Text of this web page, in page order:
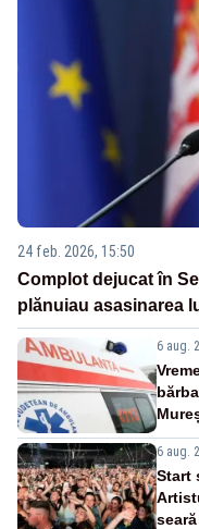
24 feb. 2026, 15:50
Complot dejucat în
plănuiau asasinarea
6 aug.
6 aug.
Start